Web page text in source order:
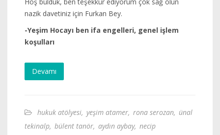
nazik davetiniz için Furkan Bey.
-Yeşim Hocayı ben ifa engelleri, genel işlem
koşulları
Devamı
hukuk atölyesi, yeşim atamer, rona serozan, ünal
tekinalp, bülent tanör, aydın aybay, necip